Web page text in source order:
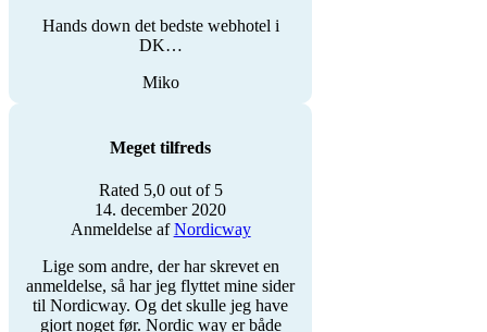
Hands down det bedste webhotel i
DK…
Miko
Meget tilfreds
Rated 5,0 out of 5
14. december 2020
Anmeldelse afNordicway
Lige som andre, der har skrevet en
anmeldelse, så har jeg flyttet mine sider
til Nordicway. Og det skulle jeg have
gjort noget før. Nordic way er både